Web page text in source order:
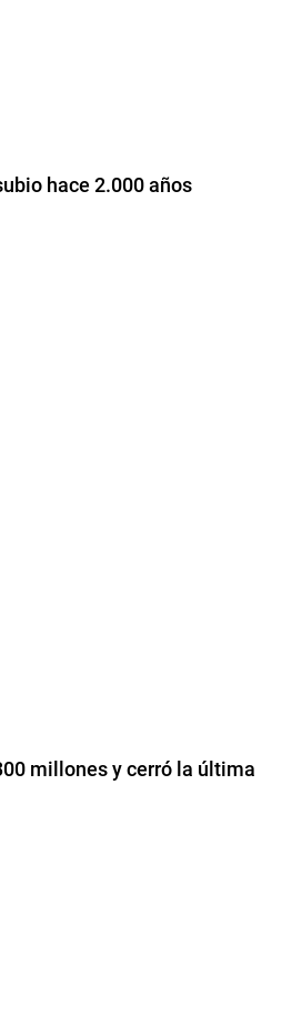
hace 2.000 años
millones y cerró la última